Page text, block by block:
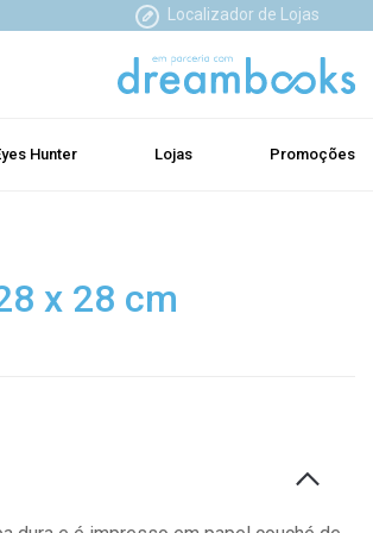
Localizador de Lojas
Hunter Lojas Promoções
x 28 cm